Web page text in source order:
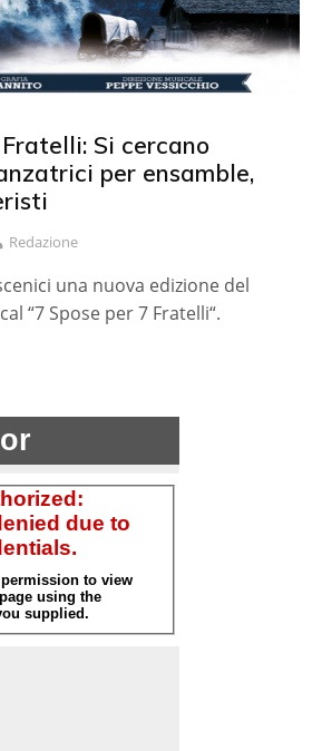
Si cercano
per ensamble,
Redazione
una nuova edizione del
“7 Spose per 7 Fratelli“.